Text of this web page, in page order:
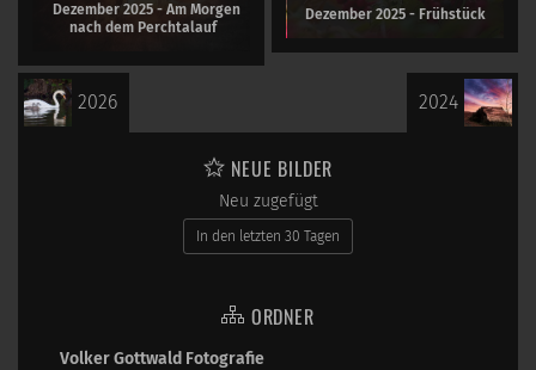
Dezember 2025 - Frühstück
Dezember 2025 - Am Morgen
nach dem Perchtalauf
2026 2024
NEUE BILDER
Neu zugefügt
In den letzten 30 Tagen
ORDNER
Volker Gottwald Fotografie